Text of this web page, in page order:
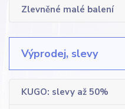
Zlevněné malé balení
Výprodej, slevy
KUGO: slevy až 50%